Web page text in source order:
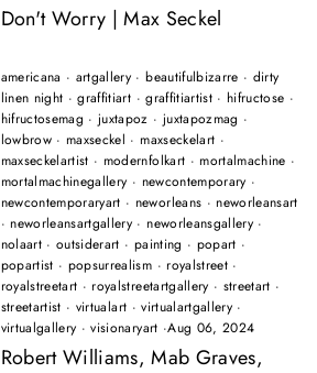
Don't Worry | Max Seckel
americana · artgallery ·beautifulbizarre · dirty
linen night ·graffitiart ·graffitiartist· hifructose ·
hifructosemag ·juxtapoz · juxtapozmag ·
lowbrow · maxseckel · maxseckelart ·
maxseckelartist · modernfolkart · mortalmachine ·
mortalmachinegallery · newcontemporary ·
newcontemporaryart · neworleans · neworleansart
· neworleansartgallery · neworleansgallery·
nolaart ·outsiderart · painting · popart ·
popartist · popsurrealism · royalstreet·
royalstreetart · royalstreetartgallery · streetart ·
streetartist · virtualart ·virtualartgallery ·
virtualgallery ·visionaryart ·Aug 06, 2024
Robert Williams, Mab Graves,